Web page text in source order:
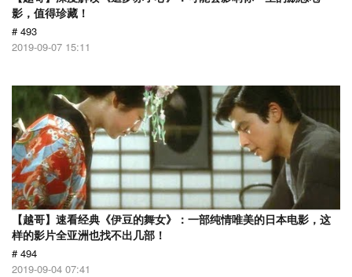
影，值得珍藏！
# 493
2019-09-07 15:11
【越哥】速看经典《伊豆的舞女》：一部纯情唯美的日本电影，这
样的影片全亚洲也找不出几部！
# 494
2019-09-04 07:41